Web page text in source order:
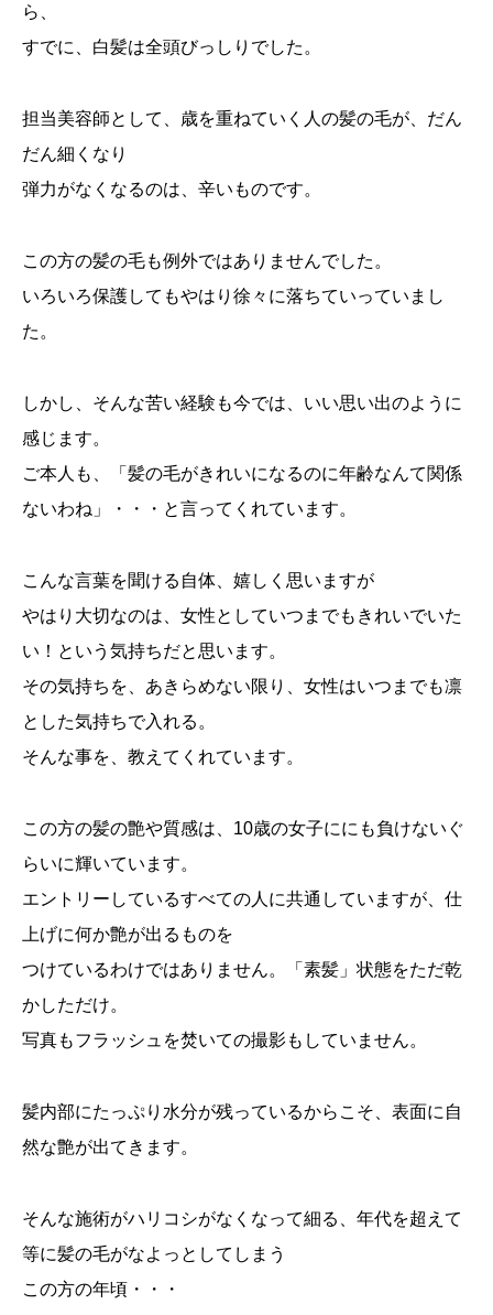
ら、
すでに、白髪は全頭びっしりでした。
担当美容師として、歳を重ねていく人の髪の毛が、だん
だん細くなり
弾力がなくなるのは、辛いものです。
この方の髪の毛も例外ではありませんでした。
いろいろ保護してもやはり徐々に落ちていっていまし
た。
しかし、そんな苦い経験も今では、いい思い出のように
感じます。
ご本人も、「髪の毛がきれいになるのに年齢なんて関係
ないわね」・・・と言ってくれています。
こんな言葉を聞ける自体、嬉しく思いますが
やはり大切なのは、女性としていつまでもきれいでいた
い！という気持ちだと思います。
その気持ちを、あきらめない限り、女性はいつまでも凛
とした気持ちで入れる。
そんな事を、教えてくれています。
この方の髪の艶や質感は、10歳の女子ににも負けないぐ
らいに輝いています。
エントリーしているすべての人に共通していますが、仕
上げに何か艶が出るものを
つけているわけではありません。「素髪」状態をただ乾
かしただけ。
写真もフラッシュを焚いての撮影もしていません。
髪内部にたっぷり水分が残っているからこそ、表面に自
然な艶が出てきます。
そんな施術がハリコシがなくなって細る、年代を超えて
等に髪の毛がなよっとしてしまう
この方の年頃・・・